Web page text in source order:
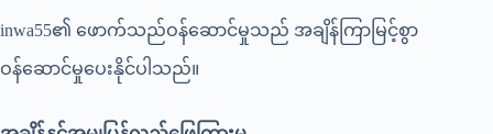
inwa55၏ ဖောက်သည်ဝန်ဆောင်မှုသည် အချိန်ကြာမြင့်စွာ
ဝန်ဆောင်မှုပေးနိုင်ပါသည်။